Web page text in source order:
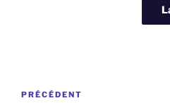
Navigation
Article
PRÉCÉDENT